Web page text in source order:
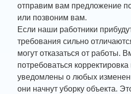
отправим вам предложение
или позвоним вам.
Если наши работники
требования сильно
могут отказаться от работы.
потребоваться
уведомлены о любых
они начнут уборку объекта.